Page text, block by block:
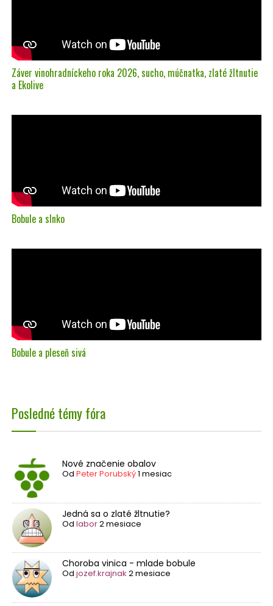
Záver vinohradníckeho roka 2026, sucho, múčnatka, zlaté žltnutie
a Ekolive
Bobule a slnko
Bobule a pleseň sivá
Posledné témy fóra
Nové značenie obalov
Od Peter Porubský1 mesiac
Jedná sa o zlaté žltnutie?
Od labor2 mesiace
Choroba vinica - mlade bobule
Od jozef.krajnak 2 mesiace